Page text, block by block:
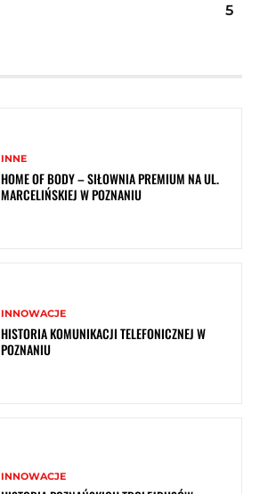
5
INNE
HOME OF BODY – SIŁOWNIA PREMIUM NA UL.
MARCELIŃSKIEJ W POZNANIU
INNOWACJE
HISTORIA KOMUNIKACJI TELEFONICZNEJ W
POZNANIU
INNOWACJE